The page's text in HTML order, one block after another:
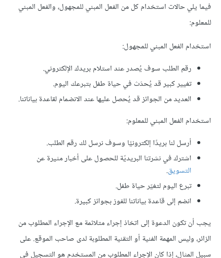
فيما يلي حالات استخدام كل من الفعل المبني للمجهول، والفعل المبني
للمعلوم:
استخدام الفعل المبني للمجهول:
رقم الطلب سوف يُصدر عند استلام بريدك الإلكتروني.
تغيير كبير قد يُحدَث في حياة طفل بتبرعك اليوم.
العديد من الجوائز قد يُحصل عليها عند الانضمام لقاعدة بياناتنا.
استخدام الفعل المبني للمعلوم:
أرسل لنا بريدًا إلكترونيًا وسوف نرسل لك رقم الطلب.
اشترك في نشرتنا البريديّة للحصول على أخبار مثيرة عن
التسويق.
تبرع اليوم لتغيّر حياة طفل.
انضم إلى قاعدة بياناتنا للفوز بجوائز كبيرة.
يجب أن تكون الدعوة إلى اتخاذ إجراء متلائمة مع الإجراء المطلوب من
الزائر، وليس المهمة الفنية أو التقنية المطلوبة لدى صاحب الموقع. على
سبيل المثال، إذا كان الإجراء المطلوب من المستخدم هو التسجيل في